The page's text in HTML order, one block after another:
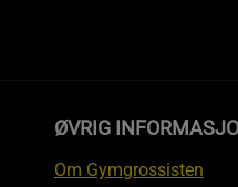
ØVRIG
Om Gymgrossisten